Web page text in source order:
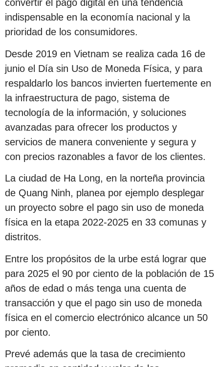
convertir el pago digital en una tendencia
indispensable en la economía nacional y la
prioridad de los consumidores.
Desde 2019 en Vietnam se realiza cada 16 de
junio el Día sin Uso de Moneda Física, y para
respaldarlo los bancos invierten fuertemente en
la infraestructura de pago, sistema de
tecnología de la información, y soluciones
avanzadas para ofrecer los productos y
servicios de manera conveniente y segura y
con precios razonables a favor de los clientes.
La ciudad de Ha Long, en la norteña provincia
de Quang Ninh, planea por ejemplo desplegar
un proyecto sobre el pago sin uso de moneda
física en la etapa 2022-2025 en 33 comunas y
distritos.
Entre los propósitos de la urbe está lograr que
para 2025 el 90 por ciento de la población de 15
años de edad o más tenga una cuenta de
transacción y que el pago sin uso de moneda
física en el comercio electrónico alcance un 50
por ciento.
Prevé además que la tasa de crecimiento